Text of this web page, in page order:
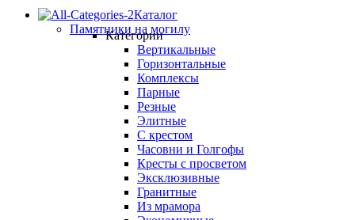
Каталог
Памятники на могилу
Категории
Вертикальные
Горизонтальные
Комплексы
Парные
Резные
Элитные
С крестом
Часовни и Голгофы
Кресты с просветом
Эксклюзивные
Гранитные
Из мрамора